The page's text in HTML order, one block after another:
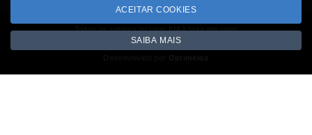
Todos os valores incluem IVA à taxa em vigor
Copyright © NUMISMATICAJA.com 2026
ACEITAR COOKIES
SAIBA MAIS